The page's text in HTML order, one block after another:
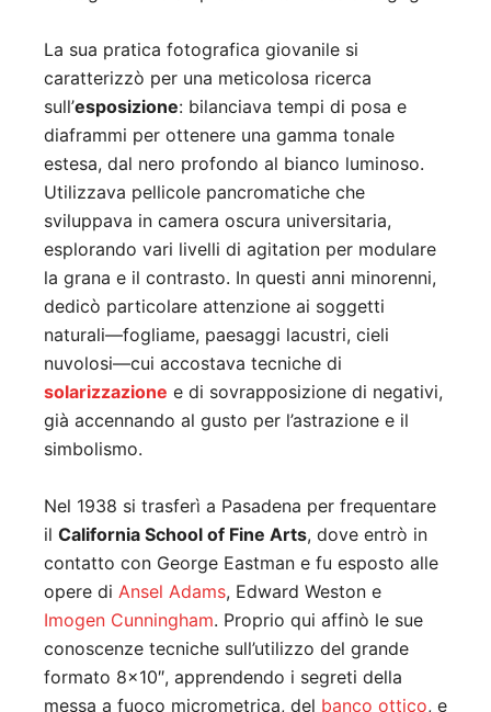
La sua pratica fotografica giovanile si
caratterizzò per una meticolosa ricerca
sull’esposizione: bilanciava tempi di posa e
diaframmi per ottenere una gamma tonale
estesa, dal nero profondo al bianco luminoso.
Utilizzava pellicole pancromatiche che
sviluppava in camera oscura universitaria,
esplorando vari livelli di agitation per modulare
la grana e il contrasto. In questi anni minorenni,
dedicò particolare attenzione ai soggetti
naturali—fogliame, paesaggi lacustri, cieli
nuvolosi—cui accostava tecniche di
solarizzazione e di sovrapposizione di negativi,
già accennando al gusto per l’astrazione e il
simbolismo.
Nel 1938 si trasferì a Pasadena per frequentare
il California School of Fine Arts, dove entrò in
contatto con George Eastman e fu esposto alle
opere di Ansel Adams, Edward Weston e
Imogen Cunningham. Proprio qui affinò le sue
conoscenze tecniche sull’utilizzo del grande
formato 8×10″, apprendendo i segreti della
messa a fuoco micrometrica, del banco ottico, e